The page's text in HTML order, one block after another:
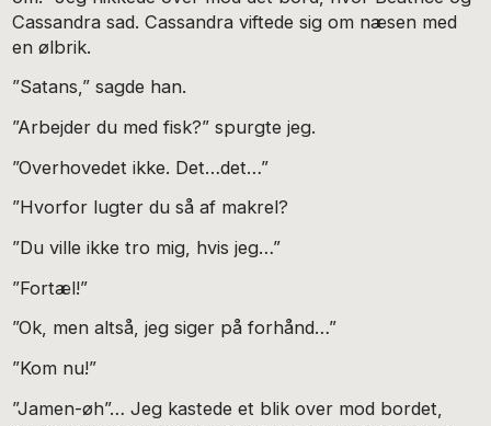
Cassandra sad. Cassandra viftede sig om næsen med
en ølbrik.
”Satans,” sagde han.
”Arbejder du med fisk?” spurgte jeg.
”Overhovedet ikke. Det…det…”
”Hvorfor lugter du så af makrel?
”Du ville ikke tro mig, hvis jeg…”
”Fortæl!”
”Ok, men altså, jeg siger på forhånd…”
”Kom nu!”
”Jamen-øh”… Jeg kastede et blik over mod bordet,